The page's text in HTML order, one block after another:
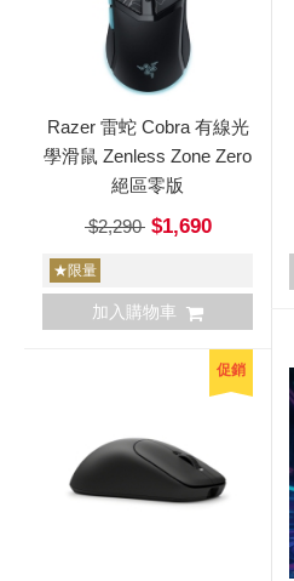
Razer 雷蛇 Cobra 有線光
學滑鼠 Zenless Zone Zero
絕區零版
$2,290$1,690
★限量
加入購物車
促銷